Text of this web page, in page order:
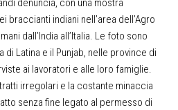
denuncia, con una mostra
indiani nell’area dell’Agro
dall’India all’Italia. Le foto sono
Latina e il Punjab, nelle province di
ai lavoratori e alle loro famiglie.
irregolari e la costante minaccia
senza fine legato al permesso di